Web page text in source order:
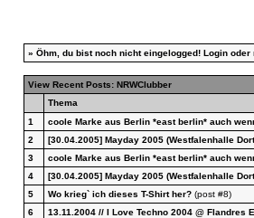
» Öhm, du bist noch nicht eingelogged! Loginoder
View Recent Posts: NRWClubber
Thema
1
coole Marke aus Berlin *east berlin* auch
2
[30.04.2005] Mayday 2005 (Westfalenhalle
3
coole Marke aus Berlin *east berlin* auch
4
[30.04.2005] Mayday 2005 (Westfalenhalle
5
Wo krieg` ich dieses T-Shirt her?(post #8)
6
13.11.2004 // I Love Techno 2004 @ Flandres